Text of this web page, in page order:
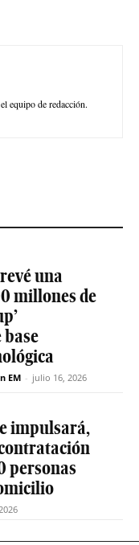
equipo de redacción.
una
millones de
EM - julio 16, 2026
impulsará,
personas